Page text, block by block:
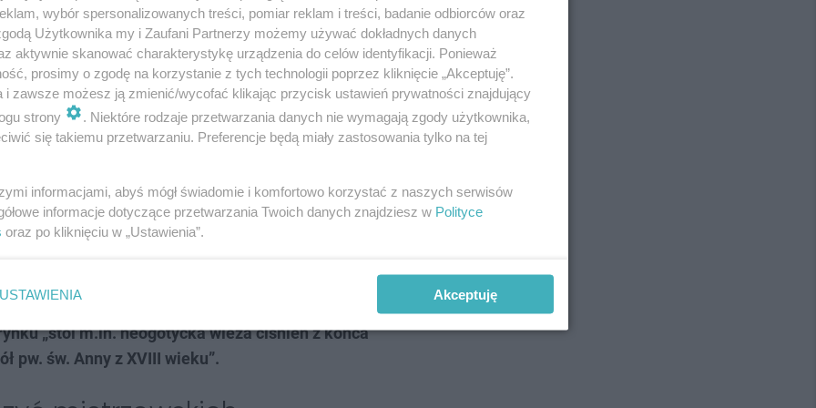
są w mieście atrakcje wymienia oczywiście Teatr
Ogród Zoologiczny czy Park Śląski.Jednak w
przemysłowych, jak np. kopalnia węgla
Muzeum Śląskie i kopalnię Luiza, które rzekomo
w mieście „zabytkowy zamek z XIX wieku, który
się Muzeum Miejskie, gdzie można zobaczyć
Kopalnia Srebra, multikino Cinema City, kino
basenów i atrakcji wodnych, idealny na rodzinne
„stoi m.in. neogotycka wieża ciśnień z końca
pw. św. Anny z XVIII wieku”.
wybór spersonalizowanych treści, pomiar reklam i treści, badanie odbiorców oraz
Użytkownika my i Zaufani Partnerzy możemy używać dokładnych danych
aktywnie skanować charakterystykę urządzenia do celów identyfikacji. Ponieważ
prosimy o zgodę na korzystanie z tych technologii poprzez kliknięcie „Akceptuję”.
i zawsze możesz ją zmienić/wycofać klikając przycisk ustawień prywatności znajdujący
strony
. Niektóre rodzaje przetwarzania danych nie wymagają zgody użytkownika,
się takiemu przetwarzaniu. Preferencje będą miały zastosowania tylko na tej
informacjami, abyś mógł świadomie i komfortowo korzystać z naszych serwisów
informacje dotyczące przetwarzania Twoich danych znajdziesz w Polityce
oraz po kliknięciu w „Ustawienia”.
USTAWIENIA Akceptuję